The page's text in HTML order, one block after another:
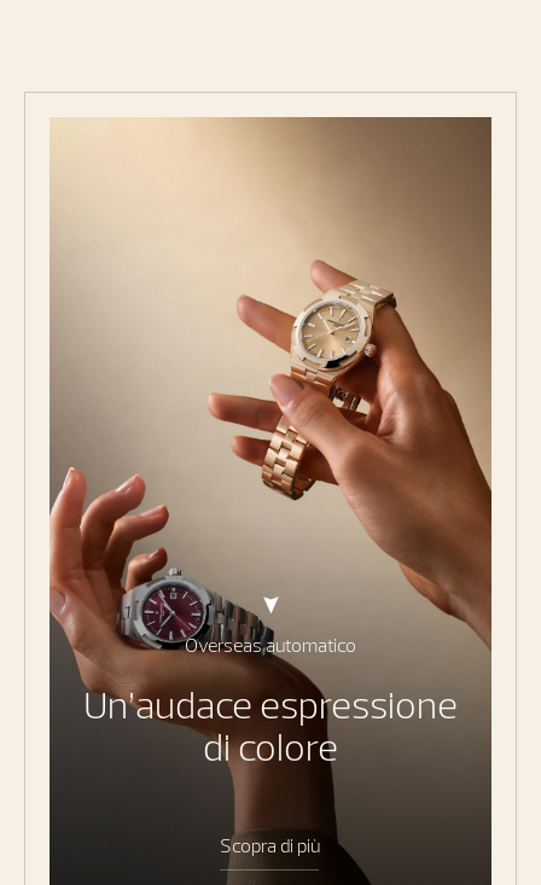
Overseas automatico
Un’audace espressione
di colore
Scopra di più